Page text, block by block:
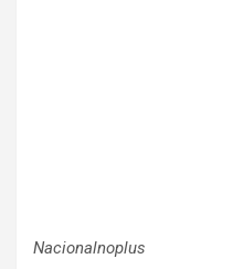
Nacionalnoplus